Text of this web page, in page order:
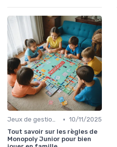
Jeux de gestion de ressources • 10/11/2025
Tout savoir sur les règles de
Monopoly Junior pour bien